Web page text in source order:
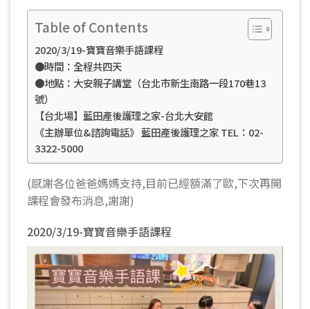
Table of Contents
2020/3/19-寶寶音樂手語課程
●時間：全程共四天
●地點：大安親子講堂（台北市新生南路一段170巷13
號）
【台北場】藍田產後護理之家-台北大安館
《主辦單位&諮詢電話》 藍田產後護理之家 TEL：02-
3322-5000
(感謝各位爸爸媽媽支持,目前已經額滿了歐,下次再開
課程會發布消息,謝謝)
2020/3/19-寶寶音樂手語課程